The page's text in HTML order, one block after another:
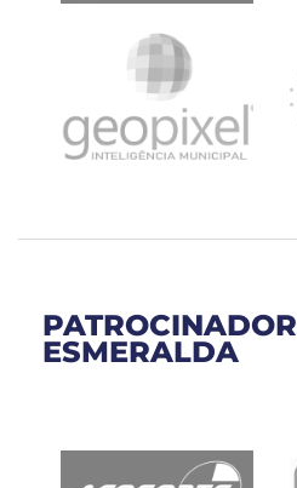
PATROCINADOR
ESMERALDA